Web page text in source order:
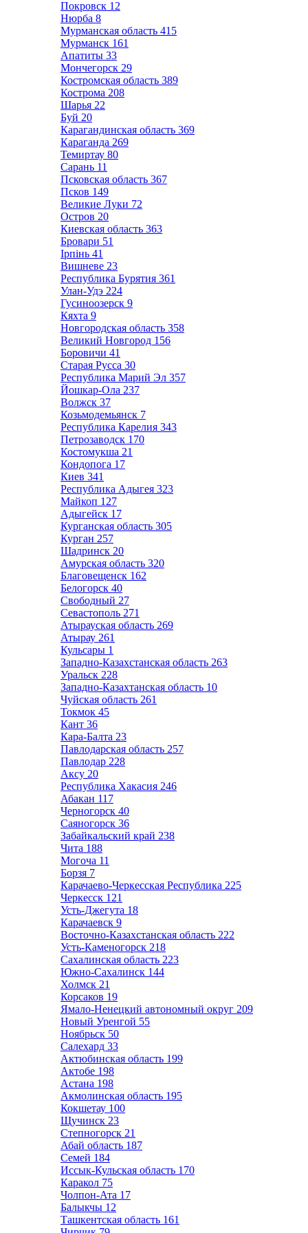
Покровск 12
Нюрба 8
Мурманская область 415
Мурманск 161
Апатиты 33
Мончегорск 29
Костромская область 389
Кострома 208
Шарья 22
Буй 20
Карагандинская область 369
Караганда 269
Темиртау 80
Сарань 11
Псковская область 367
Псков 149
Великие Луки 72
Остров 20
Киевская область 363
Бровари 51
Ірпінь 41
Вишневе 23
Республика Бурятия 361
Улан-Удэ 224
Гусиноозерск 9
Кяхта 9
Новгородская область 358
Великий Новгород 156
Боровичи 41
Старая Русса 30
Республика Марий Эл 357
Йошкар-Ола 237
Волжск 37
Козьмодемьянск 7
Республика Карелия 343
Петрозаводск 170
Костомукша 21
Кондопога 17
Киев 341
Республика Адыгея 323
Майкоп 127
Адыгейск 17
Курганская область 305
Курган 257
Шадринск 20
Амурская область 320
Благовещенск 162
Белогорск 40
Свободный 27
Севастополь 271
Атырауская область 269
Атырау 261
Кульсары 1
Западно-Казахстанская область 263
Уральск 228
Западно-Казахтанская область 10
Чуйская область 261
Токмок 45
Кант 36
Кара-Балта 23
Павлодарская область 257
Павлодар 228
Аксу 20
Республика Хакасия 246
Абакан 117
Черногорск 40
Саяногорск 36
Забайкальский край 238
Чита 188
Могоча 11
Борзя 7
Карачаево-Черкесская Республика 225
Черкесск 121
Усть-Джегута 18
Карачаевск 9
Восточно-Казахстанская область 222
Усть-Каменогорск 218
Сахалинская область 223
Южно-Сахалинск 144
Холмск 21
Корсаков 19
Ямало-Ненецкий автономный округ 209
Новый Уренгой 55
Ноябрьск 50
Салехард 33
Актюбинская область 199
Актобе 198
Астана 198
Акмолинская область 195
Кокшетау 100
Щучинск 23
Степногорск 21
Абай область 187
Семей 184
Иссык-Кульская область 170
Каракол 75
Чолпон-Ата 17
Балыкчы 12
Ташкентская область 161